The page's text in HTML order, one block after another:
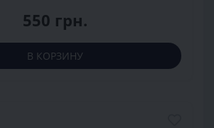
550 грн.
В КОРЗИНУ